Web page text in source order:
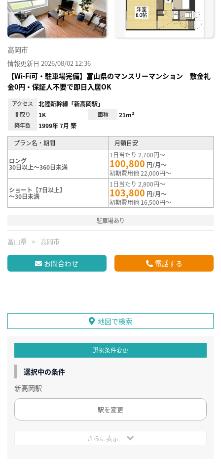
高岡市
情報更新日 2026/08/02 12:36
【Wi-Fi可・駐車場完備】富山県のマンスリーマンション 敷金礼
金0円・保証人不要で即日入居OK
アクセス 北陸新幹線「新高岡駅」
間取り 1K 面積 21m²
築年数 1999年 7月 築
プラン名・期間 月額目安
ロング
30日以上～360日未満
1日当たり 2,700円～
100,800 円/月～
初期費用他 22,000円～
ショート【7日以上】
～30日未満
1日当たり 2,800円～
103,800 円/月～
初期費用他 16,500円～
駐車場あり
富山県 高岡市
お問合わせ 電話する
地図で検索
選択条件変更
選択中の条件
新高岡駅
駅を変更
さらに表示